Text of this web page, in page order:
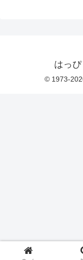
はっ
© 1973-